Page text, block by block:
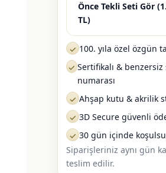
Önce Tekli Seti Gör
TL)
✓ 100. yıla özel özgün
✓ Sertifikalı & benzersiz
numarası
✓ Ahşap kutu & akrilik
✓ 3D Secure güvenli
✓ 30 gün içinde
Siparişleriniz aynı gün
teslim edilir.